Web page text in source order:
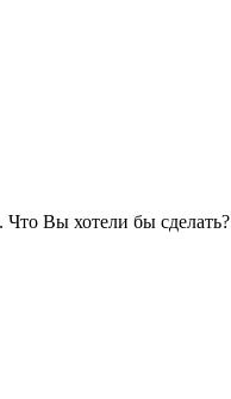
Вы хотели бы сделать?